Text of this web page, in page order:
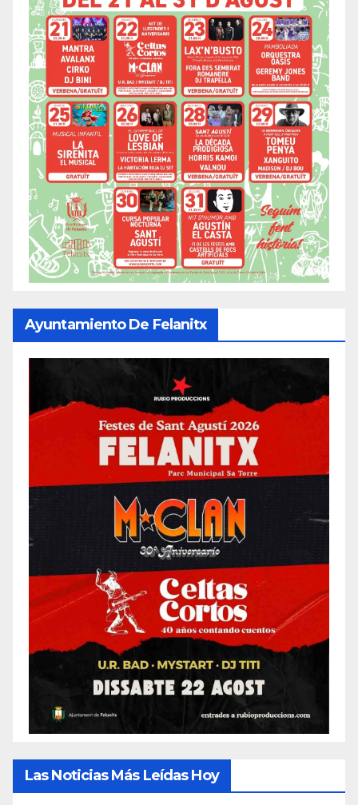
Ayuntamiento De Felanitx
Las Noticias Más Leídas Hoy